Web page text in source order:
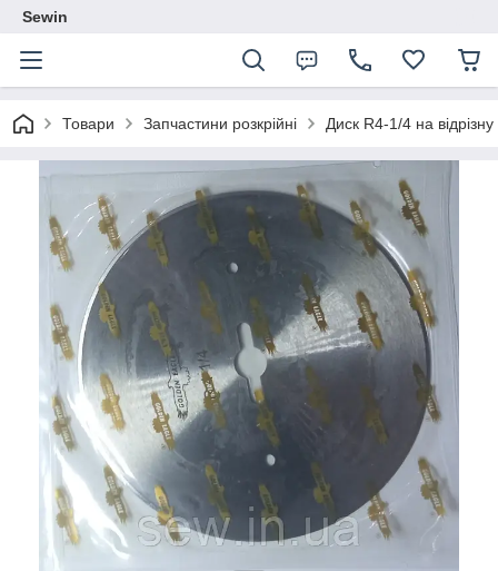
Sewin
Товари Запчастини розкрійні Диск R4-1/4 на відрізну